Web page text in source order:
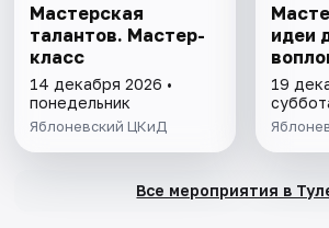
Мастерская
талантов. Мастер-
класс
14 декабря 2026 •
понедельник
Яблоневский ЦКиД
идеи
19
Все мероприятия в